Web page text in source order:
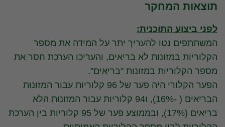
תוצאות המחקר
לפני ביצוע התוכנית:
המשתתפים נטו להעריך יתר על המידה את מספר
הקלוריות במזונות לא בריאים, והעריכו הערכת חסר את
מספר הקלוריות במזונות "בריאים".
הפער הקלורי היה פער של 96 קלוריות עבור המזונות
הבריאים ( -16%), ו94 קלוריות עבור המזונות הלא
בריאים (17%), ובממוצע פער של 95 קלוריות בין הערכת